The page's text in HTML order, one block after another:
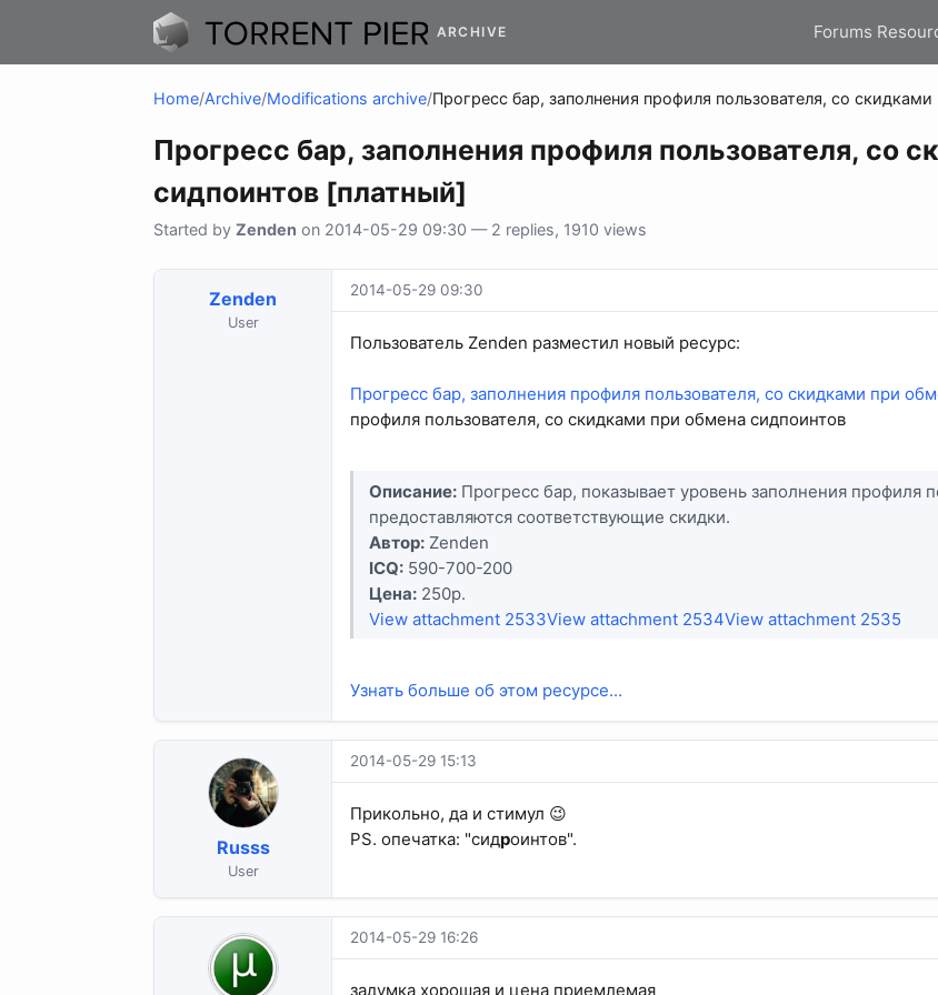
ARCHIVE Forums
Home/Archive/Modifications archive/Прогресс бар, заполнения профиля пользователя, со
Прогресс бар, заполнения профиля пользователя, со
сидпоинтов [платный]
Started by Zenden on 2014-05-29 09:30 — 2 replies, 1910 views
Zenden
User
2014-05-29 09:30
Пользователь Zenden разместил новый ресурс:
Прогресс бар, заполнения профиля пользователя, со скидками при
профиля пользователя, со скидками при обмена сидпоинтов
Описание: Прогресс бар, показывает уровень заполнения профиля
предоставляются соответствующие скидки.
Автор: Zenden
ICQ: 590-700-200
Цена: 250р.
View attachment 2533View attachment 2534View attachment 2535
Узнать больше об этом ресурсе...
Russs
User
2014-05-29 15:13
Прикольно, да и стимул 😉
PS. опечатка: "сидроинтов".
2014-05-29 16:26
задумка хорошая и цена приемлемая